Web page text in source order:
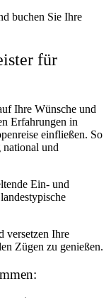
buchen Sie Ihre
für
Ihre Wünsche und
Erfahrungen in
einfließen. So
national und
Ein- und
versetzen Ihre
Zügen zu genießen.